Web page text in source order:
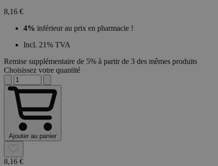
8,16 €
4% inférieur au prix en pharmacie !
Incl. 21% TVA
Remise supplémentaire de 5% à partir de 3 des mêmes produits
Choisissez votre quantité
Ajouter au panier
8,16 €